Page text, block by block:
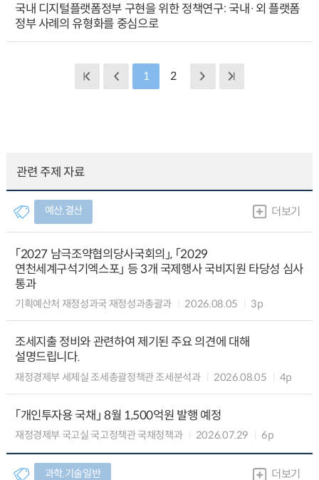
국내 디지털플랫폼정부 구현을 위한 정책연구: 국내·외 플랫폼
정부 사례의 유형화를 중심으로
1 2
관련 주제 자료
예산.결산 더보기
「2027 남극조약협의당사국회의」, 「2029
연천세계구석기엑스포」 등 3개 국제행사 국비지원 타당성 심사
통과
기획예산처 재정성과국 재정성과총괄과 2026.08.05 3p
조세지출 정비와 관련하여 제기된 주요 의견에 대해
설명드립니다.
재정경제부 세제실 조세총괄정책관 조세분석과 2026.08.05 4p
「개인투자용 국채」 8월 1,500억원 발행 예정
재정경제부 국고실 국고정책관 국채정책과 2026.07.29 6p
과학.기술일반 더보기